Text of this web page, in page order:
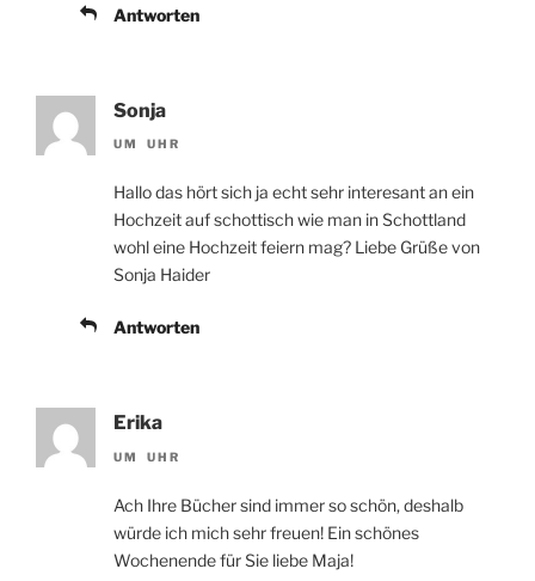
Antworten
Sonja
UM UHR
Hallo das hört sich ja echt sehr interesant an ein
Hochzeit auf schottisch wie man in Schottland
wohl eine Hochzeit feiern mag? Liebe Grüße von
Sonja Haider
Antworten
Erika
UM UHR
Ach Ihre Bücher sind immer so schön, deshalb
würde ich mich sehr freuen! Ein schönes
Wochenende für Sie liebe Maja!